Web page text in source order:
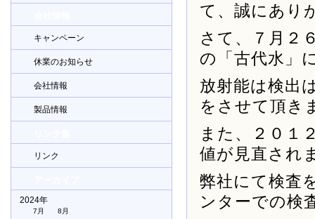
キャンペーン
休業のお知らせ
会社情報
製品情報
リンク
2024年
7月 8月
て、誠にあり
さて、７月２
の「古代水」
放射能は検出
をさせて頂き
また、２０１
値が見直され
弊社にて検査
ンターでの検